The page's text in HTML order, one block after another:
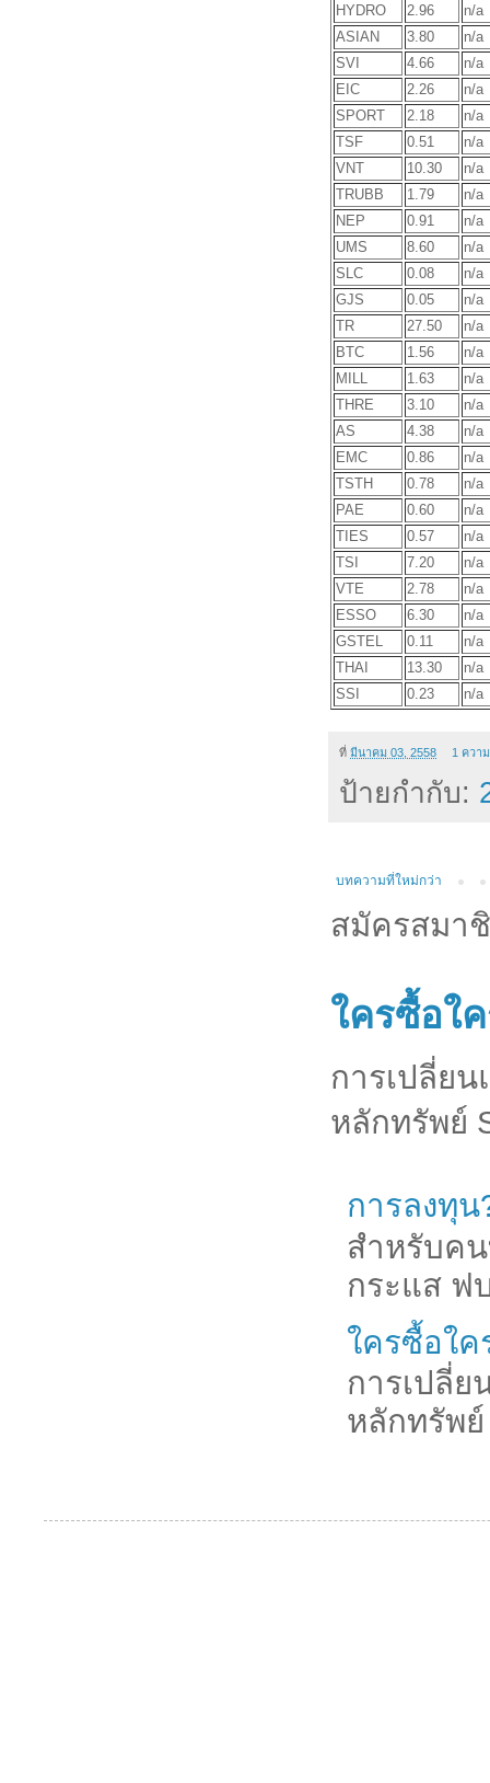
HYDRO
2.96
n/a
ASIAN
3.80
n/a
SVI
4.66
n/a
EIC
2.26
n/a
SPORT
2.18
n/a
TSF
0.51
n/a
VNT
10.30
n/a
TRUBB
1.79
n/a
NEP
0.91
n/a
UMS
8.60
n/a
SLC
0.08
n/a
GJS
0.05
n/a
TR
27.50
n/a
BTC
1.56
n/a
MILL
1.63
n/a
THRE
3.10
n/a
AS
4.38
n/a
EMC
0.86
n/a
TSTH
0.78
n/a
PAE
0.60
n/a
TIES
0.57
n/a
TSI
7.20
n/a
VTE
2.78
n/a
ESSO
6.30
n/a
GSTEL
0.11
n/a
THAI
13.30
n/a
SSI
0.23 n/a
ที่ มีนาคม 03, 2558 1 ควา
ป้ายกำกับ:
บทความที่ใหม่กว่า
สมัครสมา
ใครซื้อใ
การเปลี่ย
หลักทรัพย์
การลงทุ
สำหรับค
กระแส ฟ
ใครซื้อใค
การเปลี่
หลักทรัพ